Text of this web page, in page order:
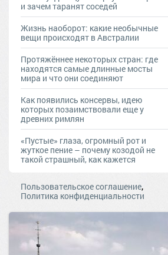
и зачем таранят соседей
Жизнь наоборот: какие необычные
вещи происходят в Австралии
Протяжённее некоторых стран: где
находятся самые длинные мосты
мира и что они соединяют
Как появились консервы, идею
которых позаимствовали еще у
древних римлян
«Пустые» глаза, огромный рот и
жуткое пение – почему козодой не
такой страшный, как кажется
Пользовательское соглашение,
Политика конфиденциальности